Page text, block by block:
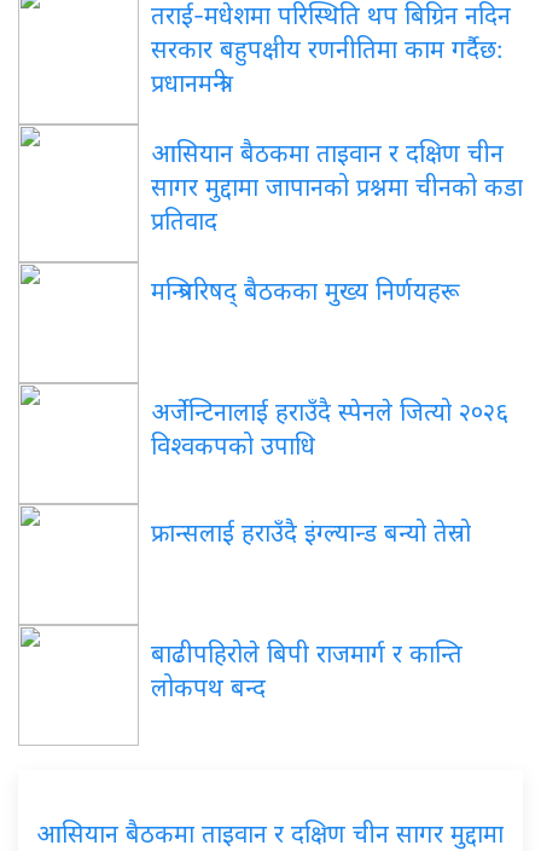
तराई-मधेशमा परिस्थिति थप बिग्रिन नदिन
सरकार बहुपक्षीय रणनीतिमा काम गर्दैछ:
प्रधानमन्त्री
आसियान बैठकमा ताइवान र दक्षिण चीन
सागर मुद्दामा जापानको प्रश्नमा चीनको कडा
प्रतिवाद
मन्त्रिपरिषद् बैठकका मुख्य निर्णयहरू
अर्जेन्टिनालाई हराउँदै स्पेनले जित्यो २०२६
विश्वकपको उपाधि
फ्रान्सलाई हराउँदै इंग्ल्यान्ड बन्यो तेस्रो
बाढीपहिरोले बिपी राजमार्ग र कान्ति
लोकपथ बन्द
आसियान बैठकमा ताइवान र दक्षिण चीन सागर मुद्दामा